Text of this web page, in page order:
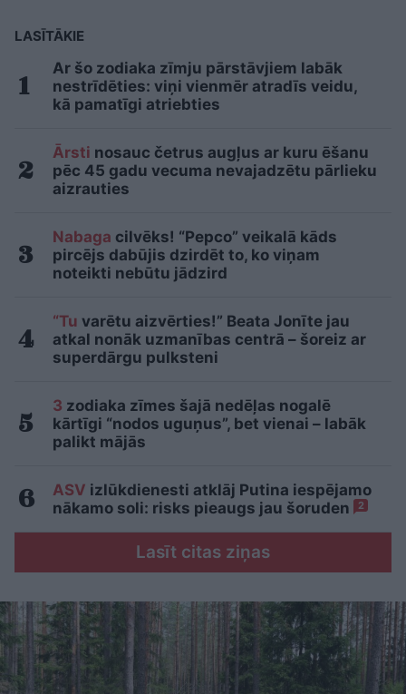
LASĪTĀKIE
Ar šo zodiaka zīmju pārstāvjiem labāk
nestrīdēties: viņi vienmēr atradīs veidu,
kā pamatīgi atriebties
Ārsti nosauc četrus augļus ar kuru ēšanu
pēc 45 gadu vecuma nevajadzētu pārlieku
aizrauties
Nabaga cilvēks! “Pepco” veikalā kāds
pircējs dabūjis dzirdēt to, ko viņam
noteikti nebūtu jādzird
“Tu varētu aizvērties!” Beata Jonīte jau
atkal nonāk uzmanības centrā – šoreiz ar
superdārgu pulksteni
3 zodiaka zīmes šajā nedēļas nogalē
kārtīgi “nodos uguņus”, bet vienai – labāk
palikt mājās
ASV izlūkdienesti atklāj Putina iespējamo
nākamo soli: risks pieaugs jau šoruden
2
Lasīt citas ziņas